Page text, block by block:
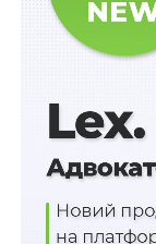
Навіть якби й
санкції»,
вивіз, це ще не
економіка
режим Путіна.
й щирість
свідчить
1914- му
отечество!»,